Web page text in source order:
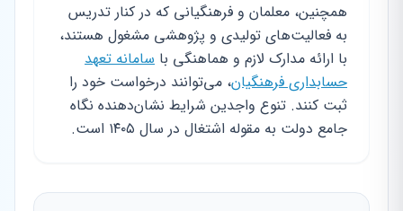
همچنین، معلمان و فرهنگیانی که در کنار تدریس
به فعالیت‌های تولیدی و پژوهشی مشغول هستند،
با ارائه مدارک لازم و هماهنگی با سامانه تعهد
حسابداری فرهنگیان، می‌توانند درخواست خود را
ثبت کنند. تنوع واجدین شرایط نشان‌دهنده نگاه
جامع دولت به مقوله اشتغال در سال ۱۴۰۵ است.